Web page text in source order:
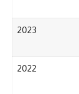
2023
2022